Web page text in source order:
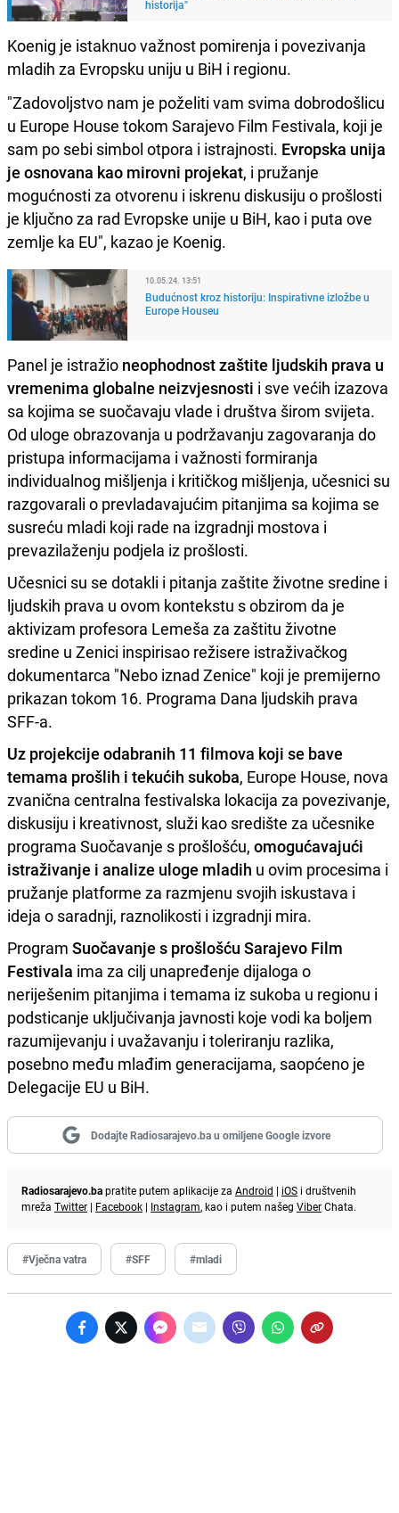
historija"
Koenig je istaknuo važnost pomirenja i povezivanja
mladih za Evropsku uniju u BiH i regionu.
"Zadovoljstvo nam je poželiti vam svima dobrodošlicu
u Europe House tokom Sarajevo Film Festivala, koji je
sam po sebi simbol otpora i istrajnosti. Evropska unija
je osnovana kao mirovni projekat, i pružanje
mogućnosti za otvorenu i iskrenu diskusiju o prošlosti
je ključno za rad Evropske unije u BiH, kao i puta ove
zemlje ka EU", kazao je Koenig.
10.05.24. 13:51
Budućnost kroz historiju: Inspirativne izložbe u
Europe Houseu
Panel je istražio neophodnost zaštite ljudskih prava u
vremenima globalne neizvjesnosti i sve većih izazova
sa kojima se suočavaju vlade i društva širom svijeta.
Od uloge obrazovanja u podržavanju zagovaranja do
pristupa informacijama i važnosti formiranja
individualnog mišljenja i kritičkog mišljenja, učesnici su
razgovarali o prevladavajućim pitanjima sa kojima se
susreću mladi koji rade na izgradnji mostova i
prevazilaženju podjela iz prošlosti.
Učesnici su se dotakli i pitanja zaštite životne sredine i
ljudskih prava u ovom kontekstu s obzirom da je
aktivizam profesora Lemeša za zaštitu životne
sredine u Zenici inspirisao režisere istraživačkog
dokumentarca "Nebo iznad Zenice" koji je premijerno
prikazan tokom 16. Programa Dana ljudskih prava
SFF-a.
Uz projekcije odabranih 11 filmova koji se bave
temama prošlih i tekućih sukoba, Europe House, nova
zvanična centralna festivalska lokacija za povezivanje,
diskusiju i kreativnost, služi kao središte za učesnike
programa Suočavanje s prošlošću, omogućavajući
istraživanje i analize uloge mladih u ovim procesima i
pružanje platforme za razmjenu svojih iskustava i
ideja o saradnji, raznolikosti i izgradnji mira.
Program Suočavanje s prošlošću Sarajevo Film
Festivala ima za cilj unapređenje dijaloga o
neriješenim pitanjima i temama iz sukoba u regionu i
podsticanje uključivanja javnosti koje vodi ka boljem
razumijevanju i uvažavanju i toleriranju razlika,
posebno među mlađim generacijama, saopćeno je
Delegacije EU u BiH.
Dodajte Radiosarajevo.ba u omiljene Google izvore
Radiosarajevo.bapratite putem aplikacije za Android | iOS i društvenih
mreža Twitter | Facebook | Instagram, kao i putem našeg ViberChata.
#Vječna vatra #SFF #mladi